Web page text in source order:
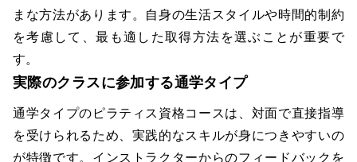
まな方法があります。自身の生活スタイルや時間的制約
を考慮して、最も適した取得方法を選ぶことが重要で
す。
実際のクラスに参加する通学タイプ
通学タイプのピラティス資格コースは、対面で直接指導
を受けられるため、実践的なスキルが身につきやすいの
が特徴です。インストラクターからのフィードバックを